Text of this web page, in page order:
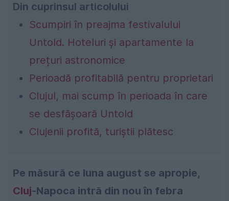
Din cuprinsul articolului
Scumpiri în preajma festivalului
Untold. Hoteluri și apartamente la
prețuri astronomice
Perioadă profitabilă pentru proprietari
Clujul, mai scump în perioada în care
se desfășoară Untold
Clujenii profită, turiștii plătesc
Pe măsură ce luna august se apropie,
Cluj-Napoca intră din nou în febra